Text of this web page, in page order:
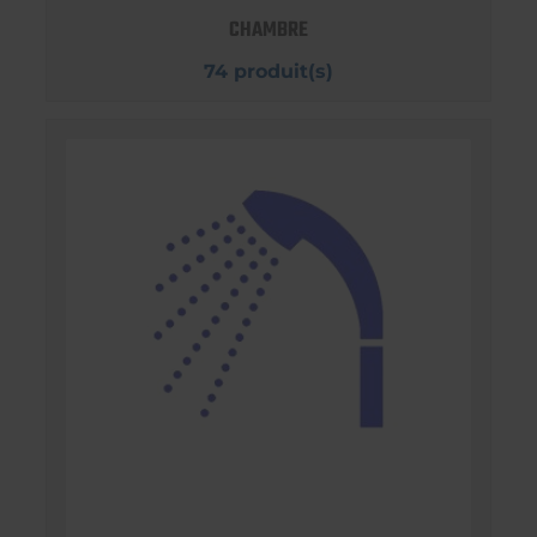
CHAMBRE
74 produit(s)